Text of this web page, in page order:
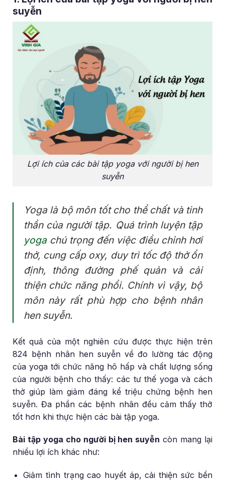
suyễn
Lợi ích của các bài tập yoga với người bị hen
suyễn
Yoga là bộ môn tốt cho thể chất và tinh
thần của người tập. Quá trình luyện tập
yogachú trọng đến việc điều chỉnh hơi
thở, cung cấp oxy, duy trì tốc độ thở ổn
định, thông đường phế quản và cải
thiện chức năng phổi. Chính vì vậy, bộ
môn này rất phù hợp cho bệnh nhân
hen suyễn.
Kết quả của một nghiên cứu được thực hiện trên
824 bệnh nhân hen suyễn về đo lường tác động
của yoga tới chức năng hô hấp và chất lượng sống
của người bệnh cho thấy: các tư thế yoga và cách
thở giúp làm giảm đáng kể triệu chứng bệnh hen
suyễn. Đa phần các bệnh nhân đều cảm thấy thở
tốt hơn khi thực hiện các bài tập yoga.
Bài tập yoga cho người bị hen suyễn còn mang lại
nhiều lợi ích khác như:
Giảm tình trạng cao huyết áp, cải thiện sức bền